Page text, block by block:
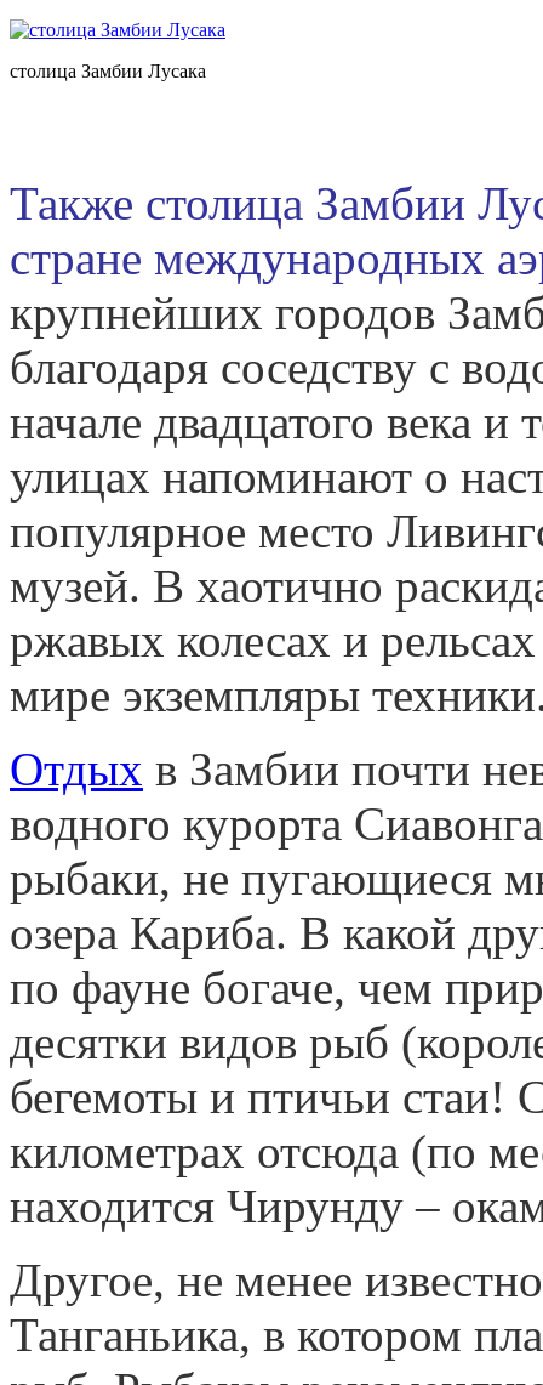
столица Замбии Лусака
Также столица Замбии
стране международных
крупнейших городов
благодаря соседству с
начале двадцатого века и
улицах напоминают о
популярное место
музей. В хаотично
ржавых колесах и
мире экземпляры
Отдых в Замбии почти
водного курорта
рыбаки, не пугающиеся
озера Кариба. В какой
по фауне богаче, чем
десятки видов рыб
бегемоты и птичьи стаи!
километрах отсюда (по
находится Чирунду –
Другое, не менее
Танганьика, в котором